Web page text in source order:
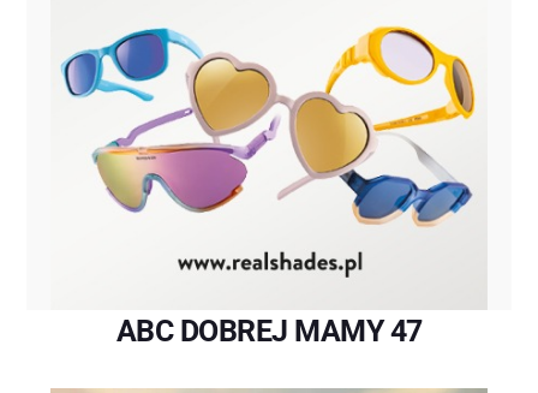
ABC DOBREJ MAMY 47